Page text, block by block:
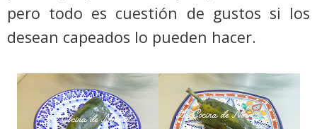
pero todo es cuestión de gustos si los
desean capeados lo pueden hacer.